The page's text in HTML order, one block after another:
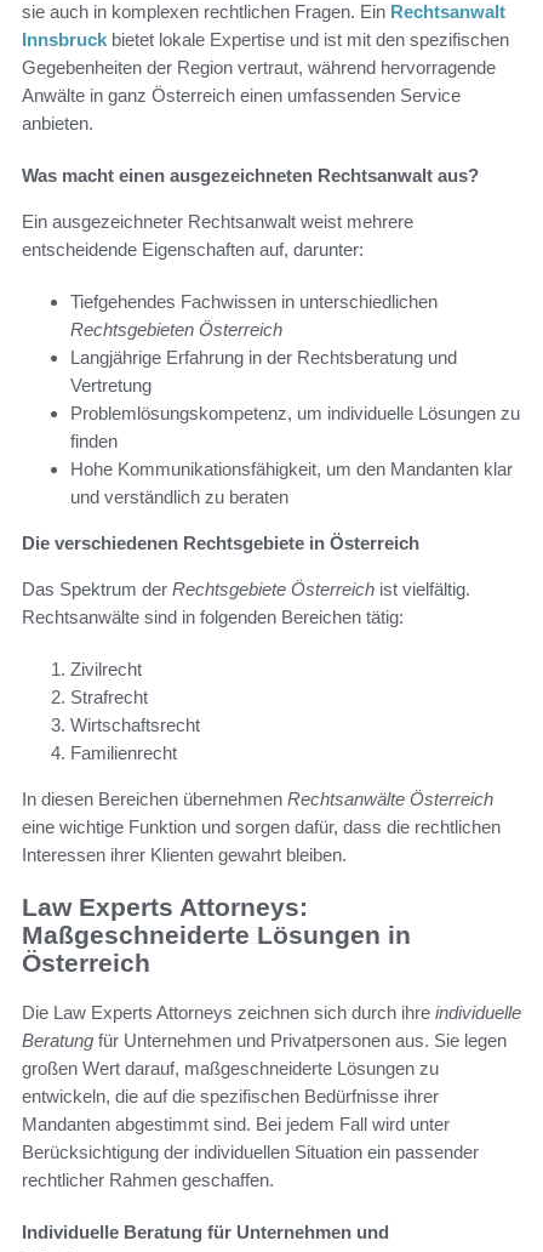
sie auch in komplexen rechtlichen Fragen. Ein Rechtsanwalt
Innsbruck bietet lokale Expertise und ist mit den spezifischen
Gegebenheiten der Region vertraut, während hervorragende
Anwälte in ganz Österreich einen umfassenden Service
anbieten.
Was macht einen ausgezeichneten Rechtsanwalt aus?
Ein ausgezeichneter Rechtsanwalt weist mehrere
entscheidende Eigenschaften auf, darunter:
Tiefgehendes Fachwissen in unterschiedlichen
Rechtsgebieten Österreich
Langjährige Erfahrung in der Rechtsberatung und
Vertretung
Problemlösungskompetenz, um individuelle Lösungen zu
finden
Hohe Kommunikationsfähigkeit, um den Mandanten klar
und verständlich zu beraten
Die verschiedenen Rechtsgebiete in Österreich
Das Spektrum der Rechtsgebiete Österreich ist vielfältig.
Rechtsanwälte sind in folgenden Bereichen tätig:
Zivilrecht
Strafrecht
Wirtschaftsrecht
Familienrecht
In diesen Bereichen übernehmen Rechtsanwälte Österreich
eine wichtige Funktion und sorgen dafür, dass die rechtlichen
Interessen ihrer Klienten gewahrt bleiben.
Law Experts Attorneys:
Maßgeschneiderte Lösungen in
Österreich
Die Law Experts Attorneys zeichnen sich durch ihre individuelle
Beratung für Unternehmen und Privatpersonen aus. Sie legen
großen Wert darauf, maßgeschneiderte Lösungen zu
entwickeln, die auf die spezifischen Bedürfnisse ihrer
Mandanten abgestimmt sind. Bei jedem Fall wird unter
Berücksichtigung der individuellen Situation ein passender
rechtlicher Rahmen geschaffen.
Individuelle Beratung für Unternehmen und